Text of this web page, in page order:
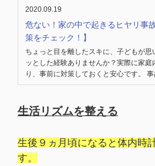
2020.09.19
危ない！家の中で起きるヒヤリ事
策をチェック！】
ちょっと目を離したスキに、子どもが
ッとした経験ありませんか？実際に家
り、事前に対策しておくと安心です。
生活リズムを整える
生後９ヵ月頃になると体内時
す。